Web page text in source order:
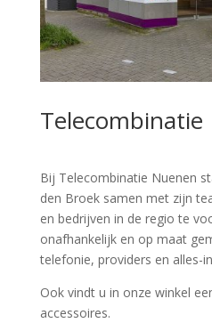
Telecombinatie
Bij Telecombinatie Nuenen
den Broek samen met zijn
en bedrijven in de regio te
onafhankelijk en op maat
telefonie, providers en alles-
Ook vindt u in onze winkel
accessoires.